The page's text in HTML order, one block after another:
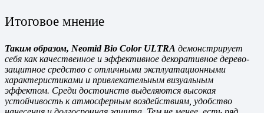
Итоговое мнение
Таким образом, Neomid Bio Color ULTRA демонстрирует
себя как качественное и эффективное декоративное дерево-
защитное средство с отличными эксплуатационными
характеристиками и привлекательным визуальным
эффектом. Среди достоинств выделяются высокая
устойчивость к атмосферным воздействиям, удобство